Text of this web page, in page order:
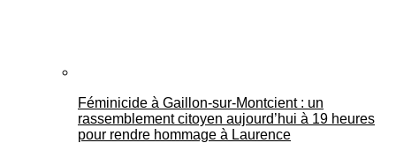
Féminicide à Gaillon‑sur‑Montcient : un
rassemblement citoyen aujourd’hui à 19 heures
pour rendre hommage à Laurence